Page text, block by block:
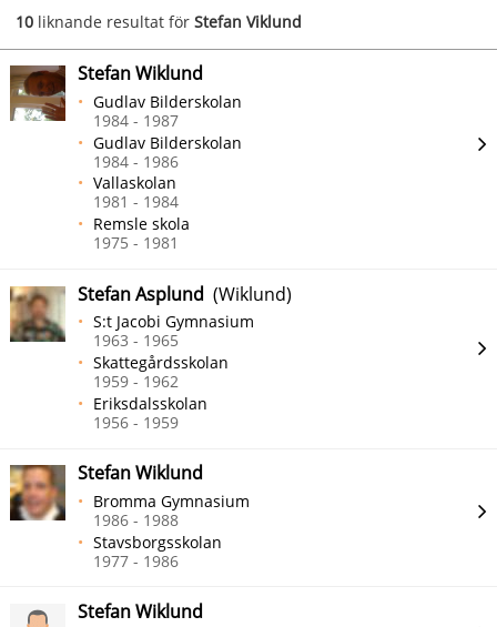
10 liknande resultat förStefan Viklund
Stefan Wiklund
Gudlav Bilderskolan
1984 - 1987
Gudlav Bilderskolan
1984 - 1986
Vallaskolan
1981 - 1984
Remsle skola
1975 - 1981
Stefan Asplund (Wiklund)
S:t Jacobi Gymnasium
1963 - 1965
Skattegårdsskolan
1959 - 1962
Eriksdalsskolan
1956 - 1959
Stefan Wiklund
Bromma Gymnasium
1986 - 1988
Stavsborgsskolan
1977 - 1986
Stefan Wiklund